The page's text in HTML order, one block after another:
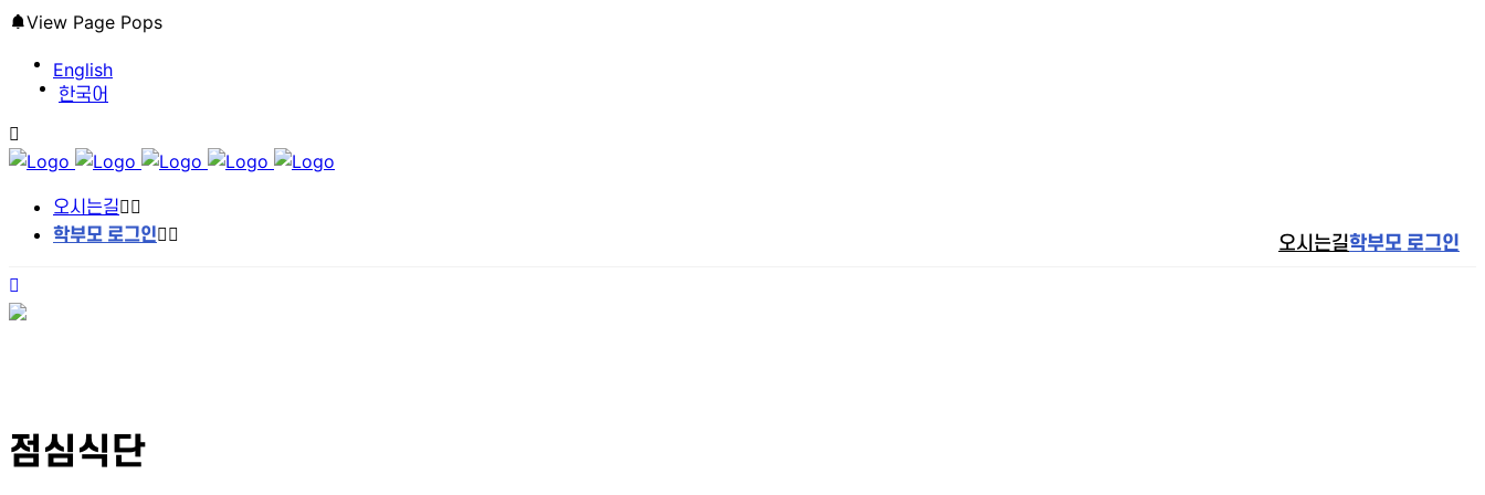
View Page Pops
English
한국어
오시는길학부모 로그인
오시는길
학부모 로그인
점심식단